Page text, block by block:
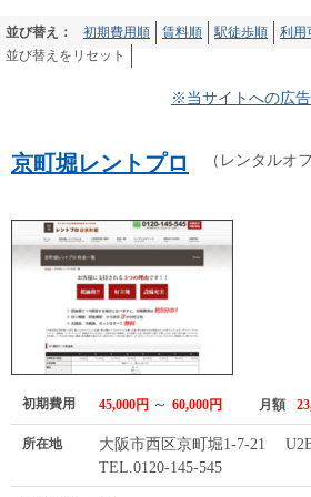
並び替え： 初期費用順 賃料順 駅徒歩順
利用
並び替えをリセット
※当サイトへの広
京町堀レントプロ （レンタルオフ
初期費用 45,000円 ～ 60,000円 月額
所在地
大阪市西区京町堀1-7-21
TEL.0120-145-545